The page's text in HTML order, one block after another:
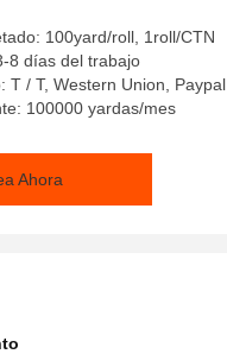
100yard/roll, 1roll/CTN
8 días del trabajo
T / T, Western Union, Paypal
100000 yardas/mes
Ahora